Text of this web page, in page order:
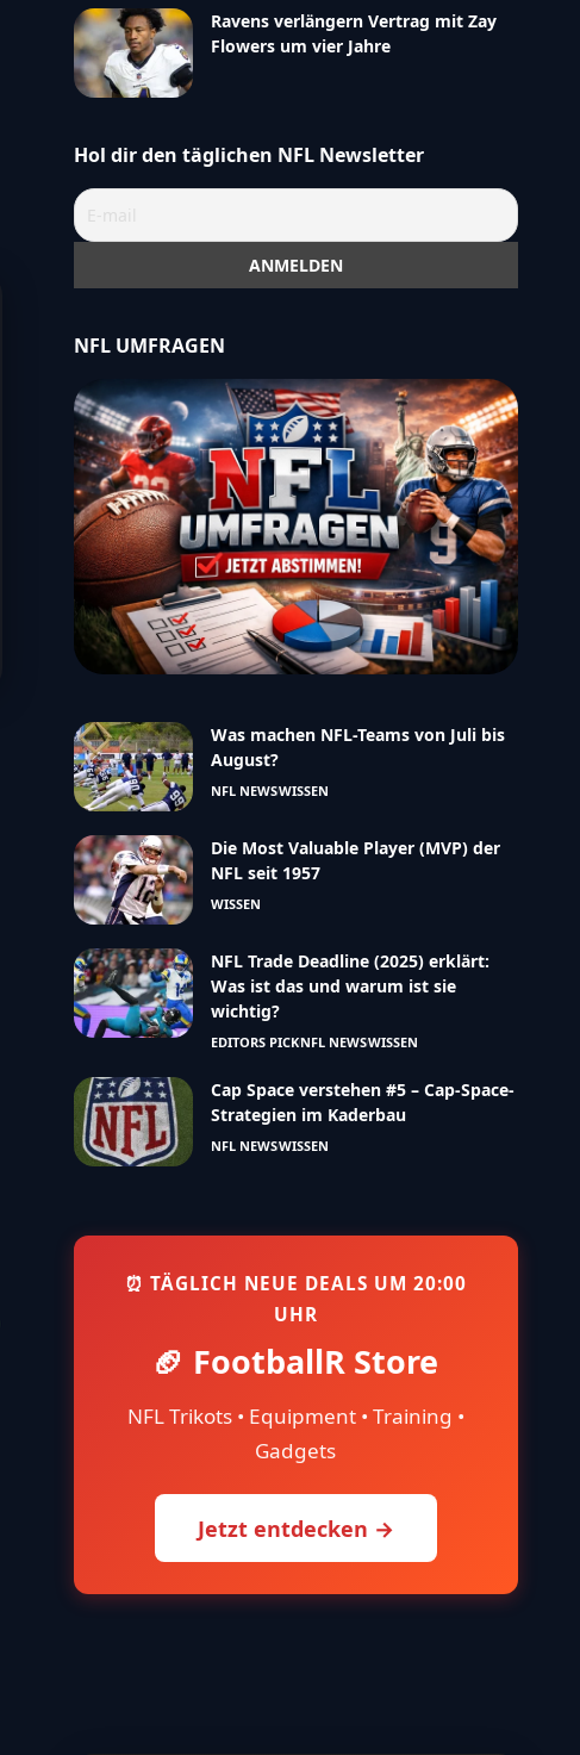
Ravens verlängern Vertrag mit Zay
Flowers um vier Jahre
Hol dir den täglichen NFL Newsletter
NFL UMFRAGEN
Was machen NFL-Teams von Juli bis
August?
NFL NEWSWISSEN
Die Most Valuable Player (MVP) der
NFL seit 1957
WISSEN
NFL Trade Deadline (2025) erklärt:
Was ist das und warum ist sie
wichtig?
EDITORS PICKNFL NEWSWISSEN
Cap Space verstehen #5 – Cap-Space-
Strategien im Kaderbau
NFL NEWSWISSEN
⏰ TÄGLICH NEUE DEALS UM 20:00
UHR
🏈 FootballR Store
NFL Trikots • Equipment • Training •
Gadgets
Jetzt entdecken →